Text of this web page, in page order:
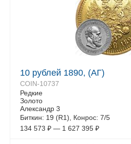
10 рублей 1890, (АГ)
COIN-10737
Редкие
Золото
Александр 3
Биткин: 19 (R1), Конрос: 7/5
134 573 ₽ — 1 627 395 ₽